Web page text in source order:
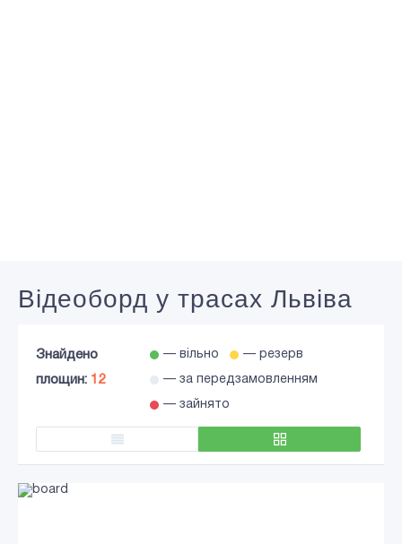
Відеоборд у трасах Львіва
Знайдено
площин: 12
— вільно — резерв
— за передзамовленням
— зайнято